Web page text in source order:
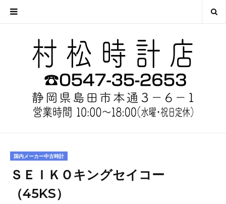
国内メーカー中古時計
ＳＥＩＫＯキングセイコー
（45KS）